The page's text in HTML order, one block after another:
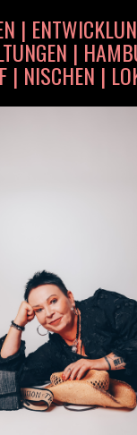
|
|
| NISCHEN |